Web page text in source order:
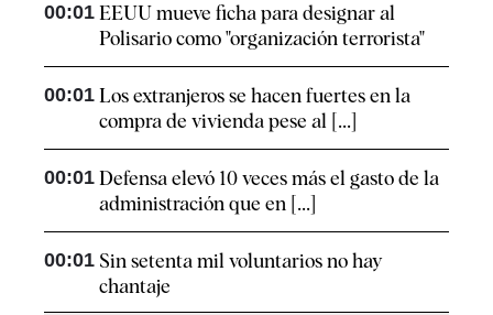
00:01 EEUU mueve ficha para designar al
Polisario como "organización terrorista"
00:01 Los extranjeros se hacen fuertes en la
compra de vivienda pese al [...]
00:01 Defensa elevó 10 veces más el gasto de la
administración que en [...]
00:01 Sin setenta mil voluntarios no hay
chantaje